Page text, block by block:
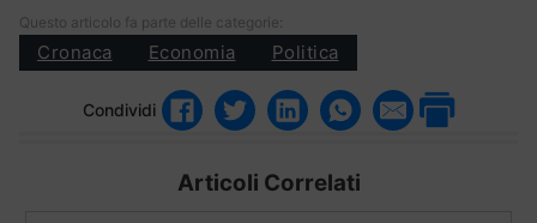
Questo articolo fa parte delle categorie:
Cronaca Economia Politica
Condividi
Articoli Correlati